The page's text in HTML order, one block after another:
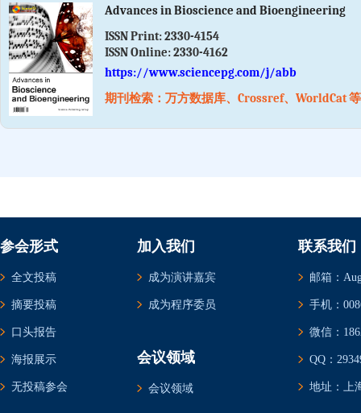
Advances in Bioscience and Bioengineering
ISSN Print:2330-4154
ISSN Online:2330-4162
https://www.sciencepg.com/j/abb
期刊检索：万方数据库、Crossref、WorldCat 等
参会形式
全文投稿
摘要投稿
口头报告
海报展示
无投稿参会
加入我们
成为演讲嘉宾
成为程序委员
会议领域
会议领域
联系我们
邮箱：
手机：
微信：
QQ：
地址：上